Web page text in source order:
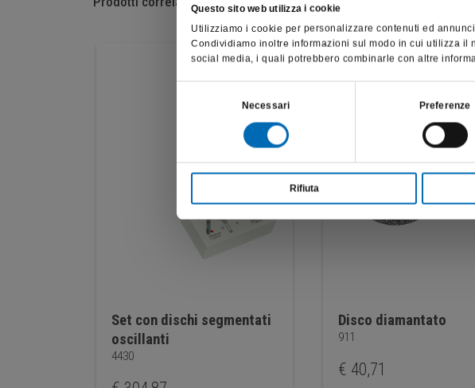
Questo sito web utilizza i cookie
Utilizziamo i cookie per personalizzare contenuti ed
Condividiamo inoltre informazioni sul modo in cui utilizza il
social media, i quali potrebbero combinarle con altre
Necessari Preferenze
Rifiuta
Set con dischi segmentati
oscillanti
4430
Disco diamantato
911
€ 40,71
e riporta dati,
del paziente;
SONO